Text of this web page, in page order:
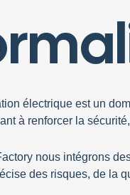
ET
optimisons et
chaque lieu avec
électrique est un
à renforcer la
nous intégrons
des risques, de la